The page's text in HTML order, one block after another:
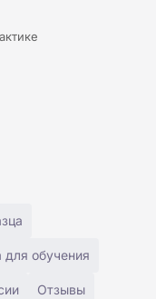
обучения
Отзывы